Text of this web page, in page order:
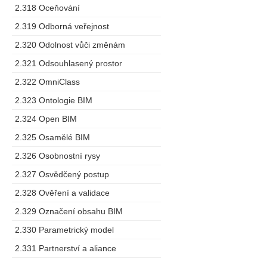
2.318 Oceňování
2.319 Odborná veřejnost
2.320 Odolnost vůči změnám
2.321 Odsouhlasený prostor
2.322 OmniClass
2.323 Ontologie BIM
2.324 Open BIM
2.325 Osamělé BIM
2.326 Osobnostní rysy
2.327 Osvědčený postup
2.328 Ověření a validace
2.329 Označení obsahu BIM
2.330 Parametrický model
2.331 Partnerství a aliance